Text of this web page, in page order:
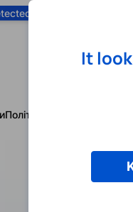
you are using
Політика конфіденційності
It